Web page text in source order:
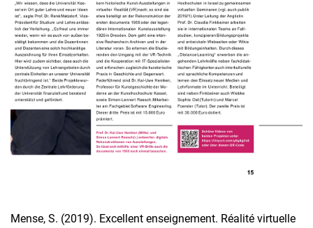
Mense, S. (2019). Excellent enseignement. Réalité virtuelle